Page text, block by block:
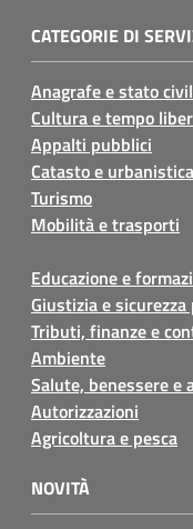
CATEGORIE DI
Anagrafe e stato
Cultura e tempo
Appalti pubblici
Catasto e urbanistica
Turismo
Mobilità e trasporti
Educazione e
Giustizia e
Tributi, finanze e
Ambiente
Salute, benessere e
Autorizzazioni
Agricoltura e pesca
NOVITÀ